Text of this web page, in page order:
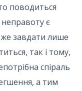
поводиться
є
завдати лише
так і тому,
спіраль
а тим